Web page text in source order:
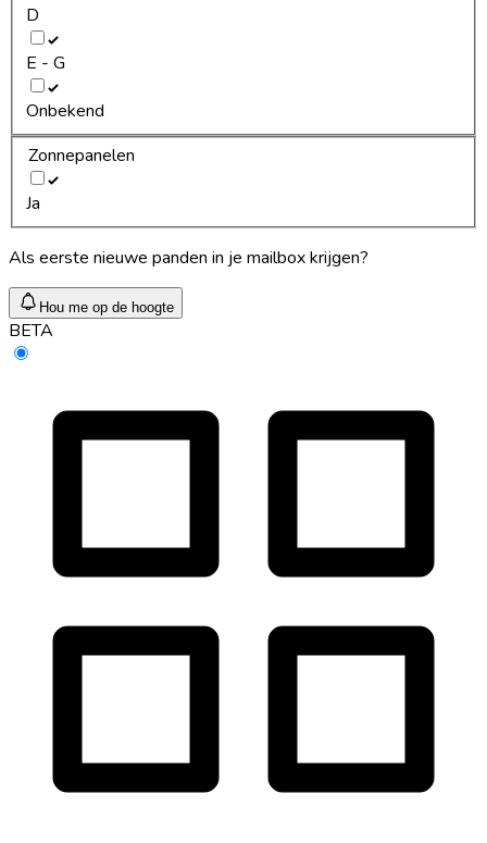
D
E - G
Onbekend
Zonnepanelen
Ja
Als eerste nieuwe panden in je mailbox krijgen?
Hou me op de hoogte
BETA